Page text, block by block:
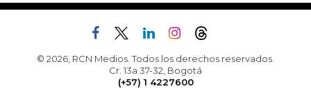
© 2026, RCN Medios. Todos los derechos reservados.
Cr. 13a 37-32, Bogotá
(+57) 1 4227600